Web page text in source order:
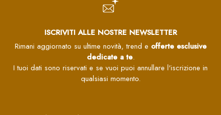
ISCRIVITI ALLE NOSTRE NEWSLETTER
Rimani aggiornato su ultime novità, trend e offerte esclusive
dedicate a te.
I tuoi dati sono riservati e se vuoi puoi annullare l'iscrizione in
qualsiasi momento.